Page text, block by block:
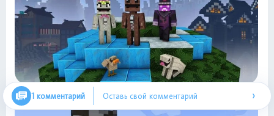
1 комментарий Оставь свой комментарий ›